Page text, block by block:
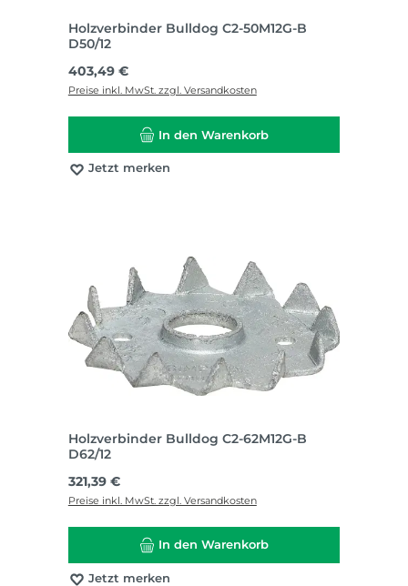
Holzverbinder Bulldog C2-50M12G-B
D50/12
Regulärer Preis:
403,49 €
Preise inkl. MwSt. zzgl. Versandkosten
In den Warenkorb
Jetzt merken
Holzverbinder Bulldog C2-62M12G-B
D62/12
Regulärer Preis:
321,39 €
Preise inkl. MwSt. zzgl. Versandkosten
In den Warenkorb
Jetzt merken